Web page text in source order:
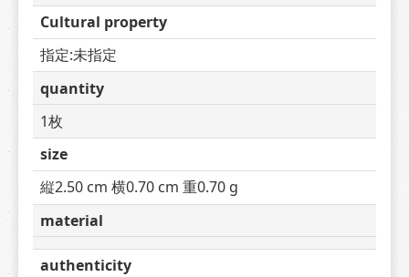
Cultural property
指定:未指定
quantity
1枚
size
縦2.50 cm 横0.70 cm 重0.70 g
material
authenticity